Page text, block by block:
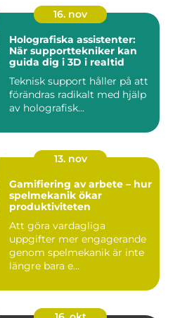
16. nov
Holografiska assistenter:
När supporttekniker kan
guida dig i 3D i realtid
Teknisk support håller på att
förändras radikalt med hjälp
av holografisk...
13. nov
Gamifiering av arbete – hur
spelmekanik ökar
produktiviteten
Att göra vardagliga
uppgifter mer engagerande
genom spelmekanik är inte
längre bara e...